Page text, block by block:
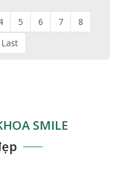
5 6 7
8
Last
SMILE